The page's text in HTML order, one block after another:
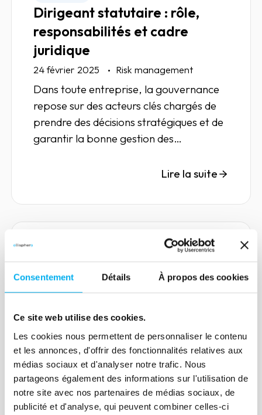
Consentement Détails À propos des cookies
Ce site web utilise des cookies.
Les cookies nous permettent de personnaliser le contenu
et les annonces, d'offrir des fonctionnalités relatives aux
médias sociaux et d'analyser notre trafic. Nous
partageons également des informations sur l'utilisation de
notre site avec nos partenaires de médias sociaux, de
publicité et d'analyse, qui peuvent combiner celles-ci
Dirigeant statutaire : rôle,
responsabilités et cadre
juridique
24 février 2025 Risk management
Dans toute entreprise, la gouvernance
repose sur des acteurs clés chargés de
prendre des décisions stratégiques et de
garantir la bonne gestion des
statutaire joue un rôle central. Il est
assume des responsabilités essentielles,
tant sur le plan opérationnel que
Lire la suite
Les liens capitalistiques : un
levier essentiel dans la filière
aéronautique et spatiale
21 juin 2023 Compliance
Fleuron de l’industrie française, l’industrie
aéronautique et spatiale nécessite des
besoins de financement considérables
pour assurer le développement de son